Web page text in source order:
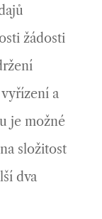
žádosti
a
je možné
složitost
dva